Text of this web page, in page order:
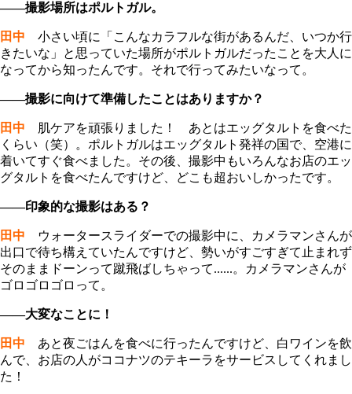
――撮影場所はポルトガル。
田中 小さい頃に「こんなカラフルな街があるんだ、いつか行
きたいな」と思っていた場所がポルトガルだったことを大人に
なってから知ったんです。それで行ってみたいなって。
――撮影に向けて準備したことはありますか？
田中 肌ケアを頑張りました！ あとはエッグタルトを食べた
くらい（笑）。ポルトガルはエッグタルト発祥の国で、空港に
着いてすぐ食べました。その後、撮影中もいろんなお店のエッ
グタルトを食べたんですけど、どこも超おいしかったです。
――印象的な撮影はある？
田中 ウォータースライダーでの撮影中に、カメラマンさんが
出口で待ち構えていたんですけど、勢いがすごすぎて止まれず
そのままドーンって蹴飛ばしちゃって......。カメラマンさんが
ゴロゴロゴロって。
――大変なことに！
田中 あと夜ごはんを食べに行ったんですけど、白ワインを飲
んで、お店の人がココナツのテキーラをサービスしてくれまし
た！